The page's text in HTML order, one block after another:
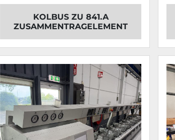
KOLBUS ZU 841.A
ZUSAMMENTRAGELEMENT